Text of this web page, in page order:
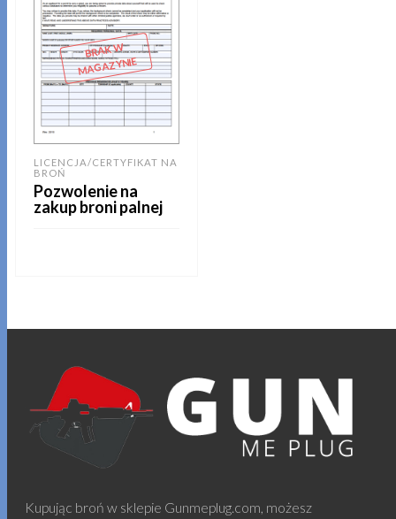
BRAK
W
MAGAZYNIE
LICENCJA/CERTYFIKAT NA
BROŃ
Pozwolenie na
zakup broni palnej
Kupując broń w sklepie Gunmeplug.com, możesz